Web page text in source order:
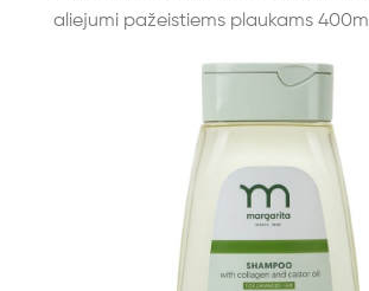
aliejumi pažeistiems plaukams 400ml